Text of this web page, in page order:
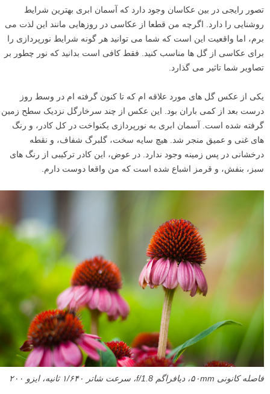
تصور رایجی در بین عکاسان وجود دارد که آسمان ابری بهترین شرایط
روشنایی را دارد. اگرچه من قطعا از عکاسی در روزهایی مانند این لذت می
برم، اما واقعیت این است که شما می توانید هر گونه شرایط نورپردازی را
برای عکاسی از گل ها مناسب کنید. فقط کافی است بدانید که نور چطور بر
تصاویر شما تاثیر می گذارد.
یکی از عکس گل های مورد علاقه ام که تا کنون گرفته ام در وسط روز
درست بعد از کمی باران بود. این عکس از چند سرخارگل نزدیک سطح زمین
گرفته شده است. آسمان ابری به نورپردازی یکنواخت در کل کادر، و رنگ
های غنی و عمیق منجر شد. هیچ سایه سخت، گلبرگ شفاف، و نقطه
درخشانی در پس زمینه وجود ندارد. در عوض، این کادر ترکیبی از رنگ های
سبز، بنفش، و قرمز اشباع شده است که من واقعا دوست دارم.
فاصله کانونی ۵۰mm، دیافراگم f/1.8، سرعت شاتر ۱/۶۴۰ ثانیه، ایزو ۲۰۰